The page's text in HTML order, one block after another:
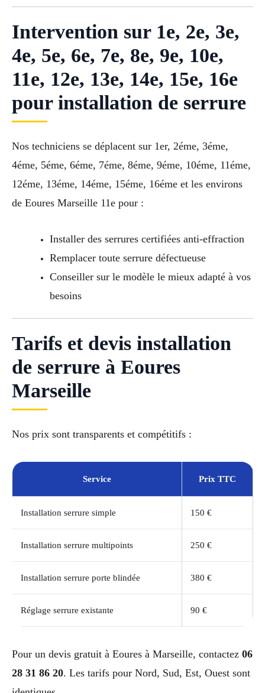
Intervention sur 1e, 2e, 3e,
4e, 5e, 6e, 7e, 8e, 9e, 10e,
11e, 12e, 13e, 14e, 15e, 16e
pour installation de serrure
Nos techniciens se déplacent sur 1er, 2éme, 3éme,
4éme, 5éme, 6éme, 7éme, 8éme, 9éme, 10éme, 11éme,
12éme, 13éme, 14éme, 15éme, 16éme et les environs
de Eoures Marseille 11e pour :
Installer des serrures certifiées anti-effraction
Remplacer toute serrure défectueuse
Conseiller sur le modèle le mieux adapté à vos
besoins
Tarifs et devis installation
de serrure à Eoures
Marseille
Nos prix sont transparents et compétitifs :
Service Prix TTC
Installation serrure simple 150 €
Installation serrure multipoints 250 €
Installation serrure porte blindée 380 €
Réglage serrure existante 90 €
Pour un devis gratuit à Eoures à Marseille, contactez 06
28 31 86 20. Les tarifs pour Nord, Sud, Est, Ouest sont